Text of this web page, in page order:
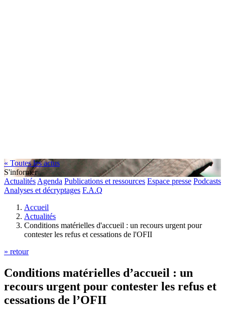
« Toutes les actus
S'informer
Actualités Agenda Publications et ressources Espace presse Podcasts
Analyses et décryptages F.A.Q
Accueil
Actualités
Conditions matérielles d'accueil : un recours urgent pour
contester les refus et cessations de l'OFII
» retour
Conditions matérielles d’accueil : un
recours urgent pour contester les refus et
cessations de l’OFII